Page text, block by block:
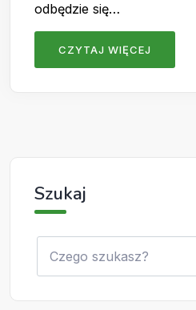
odbędzie się…
CZYTAJ WIĘCEJ
Szukaj